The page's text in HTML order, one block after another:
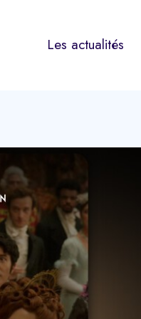
Les actualités